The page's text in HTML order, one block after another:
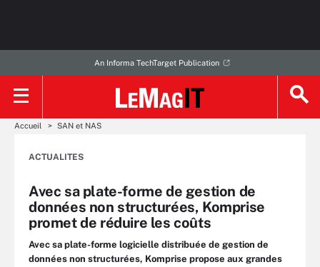
An Informa TechTarget Publication
Accueil SAN et NAS
ACTUALITES
Avec sa plate-forme de gestion de
données non structurées, Komprise
promet de réduire les coûts
Avec sa plate-forme logicielle distribuée de gestion de
données non structurées, Komprise propose aux grandes